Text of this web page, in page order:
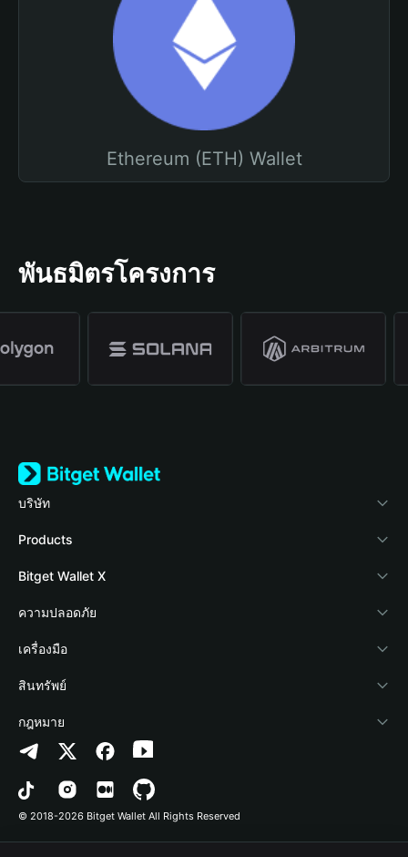
Ethereum (ETH) Wallet
พันธมิตรโครงการ
บริษัท
เกี่ยวกับ Bitget Wallet
Blog
Academy
ข่าวสารด้านคริปโต
ศูนย์ช่วยเหลือ
ติดต่อเรา
ทรัพยากรข้อมูลของแบรนด์
อาชีพ
Products
Crypto Card
Stablecoin Earn
Payfi Crypto
Crypto Swap API
Altcoin Season Index
Prediction Markets
DApp
Bitget Wallet X
นักพัฒนา
เชื่อมต่อ Wallet
Bitget Wallet Pay
ลิสต์โปรเจกต์
ความปลอดภัย
Protection Fund
เทคโนโลยีความปลอดภัย
เครื่องมือ
ซื้อคริปโต
การตรวจจับการอนุญาต
การตรวจจับสัญญา
การโอนเป็นชุด
สินทรัพย์
Arbitrum
Avalanche
Bitcoin
กฎหมาย
นโยบายความเป็นส่วนตัว
ข้อตกลงในการใช้บริการ
© 2018-2026 Bitget Wallet All Rights Reserved